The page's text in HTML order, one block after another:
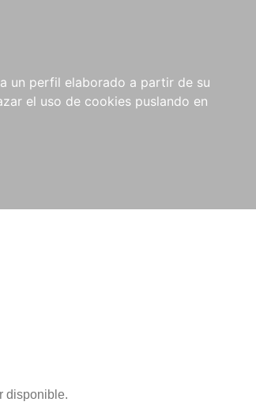
un perfil elaborado a partir de su
el uso de cookies puslando en
disponible.